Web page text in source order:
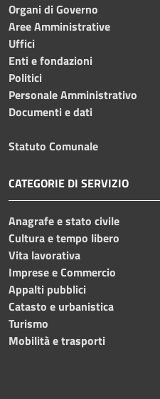
Organi di Governo
Aree Amministrative
Uffici
Enti e fondazioni
Politici
Personale Amministrativo
Documenti e dati
Statuto Comunale
CATEGORIE DI SERVIZIO
Anagrafe e stato civile
Cultura e tempo libero
Vita lavorativa
Imprese e Commercio
Appalti pubblici
Catasto e urbanistica
Turismo
Mobilità e trasporti